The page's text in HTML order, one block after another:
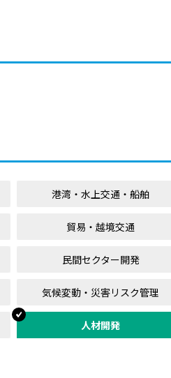
港湾・水上交通・船舶
貿易・越境交通
民間セクター開発
気候変動・災害リスク管理
人材開発